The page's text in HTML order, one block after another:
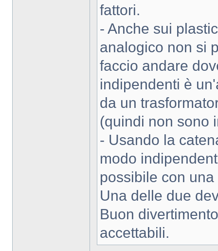
fattori.
- Anche sui
analogico non si
faccio andare
indipendenti è
da un
(quindi non sono
- Usando la
modo
possibile con
Una delle due
Buon
accettabili.